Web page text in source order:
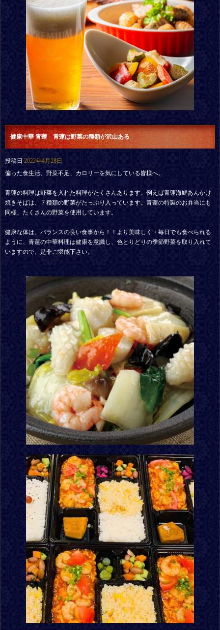
健康中華 青蓮 青蓮は野菜の種類が沢山ある
投稿日 2022年4月28日
偏った食生活、野菜不足、カロリーを気にしている皆様へ。
青蓮の料理は野菜を入れた料理がたくさんあります。例えば青蓮海鮮あんかけ
焼きそばは、７種類の野菜がたっぷり入っています。青蓮の特製のお弁当にも
同様、たくさんの野菜を使用しています。
健康な体は、バランスの良い食事から！！より美味しく・毎日でも食べられる
ように、青蓮の中華料理は健康を意識し、色とりどりの季節野菜を取り入れて
いますので、是非ご堪能下さい。